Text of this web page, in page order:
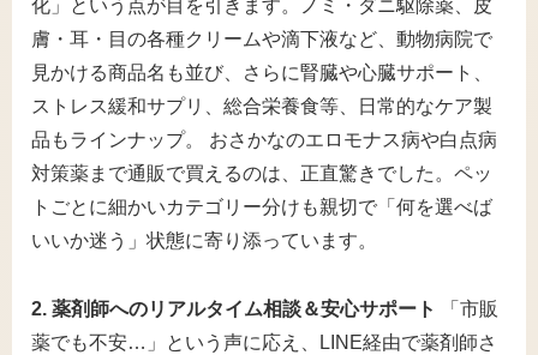
化」という点が目を引きます。ノミ・ダニ駆除薬、皮
膚・耳・目の各種クリームや滴下液など、動物病院で
見かける商品名も並び、さらに腎臓や心臓サポート、
ストレス緩和サプリ、総合栄養食等、日常的なケア製
品もラインナップ。 おさかなのエロモナス病や白点病
対策薬まで通販で買えるのは、正直驚きでした。ペッ
トごとに細かいカテゴリー分けも親切で「何を選べば
いいか迷う」状態に寄り添っています。
2. 薬剤師へのリアルタイム相談＆安心サポート
「市販
薬でも不安…」という声に応え、LINE経由で薬剤師さ